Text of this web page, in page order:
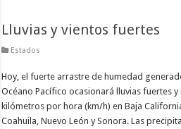
Lluvias y vientos fuertes
Estados
Hoy, el fuerte arrastre de humedad
Océano Pacífico ocasionará lluvias fuertes
kilómetros por hora (km/h) en Baja
Coahuila, Nuevo León y Sonora. Las